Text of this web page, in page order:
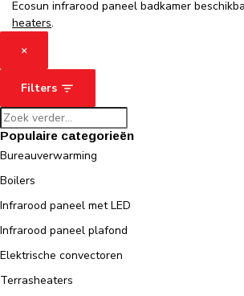
Ecosun infrarood paneel badkamer
heaters.
×
Filters
Populaire categorieën
Bureauverwarming
Boilers
Infrarood paneel met LED
Infrarood paneel plafond
Elektrische convectoren
Terrasheaters